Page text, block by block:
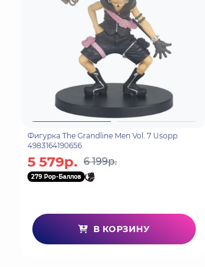
Фигурка The Grandline Men Vol. 7 Usopp
4983164190656
5 579р. 6 199р.
279 Pop-Баллов
В КОРЗИНУ